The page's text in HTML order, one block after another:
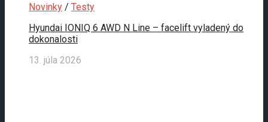
Novinky / Testy
Hyundai IONIQ 6 AWD N Line – facelift vyladený do
dokonalosti
13. júla 2026